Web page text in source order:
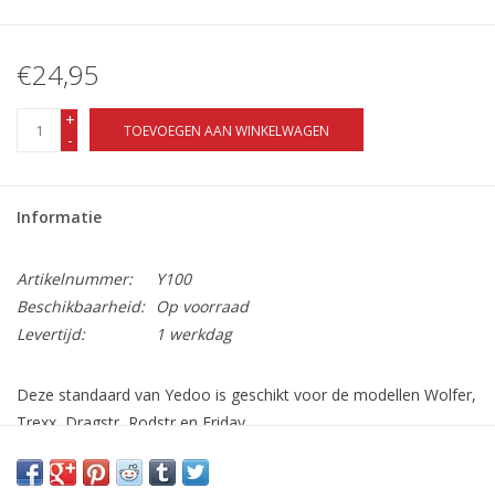
€24,95
+
-
TOEVOEGEN AAN WINKELWAGEN
Informatie
Artikelnummer:
Y100
Beschikbaarheid:
Op voorraad
Levertijd:
1 werkdag
Deze standaard van Yedoo is geschikt voor de modellen Wolfer,
Trexx, Dragstr, Rodstr en Friday.
Eenvoudig te monteren.